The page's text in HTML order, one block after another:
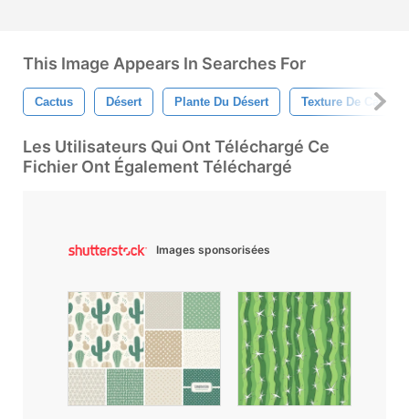
This Image Appears In Searches For
Cactus Désert Plante Du Désert Texture De Cactus
Les Utilisateurs Qui Ont Téléchargé Ce
Fichier Ont Également Téléchargé
Images sponsorisées